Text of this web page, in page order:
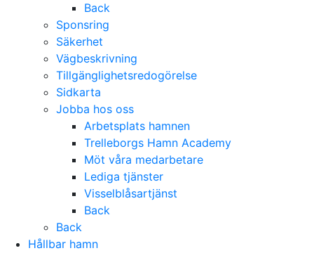
Back
Sponsring
Säkerhet
Vägbeskrivning
Tillgänglighetsredogörelse
Sidkarta
Jobba hos oss
Arbetsplats hamnen
Trelleborgs Hamn Academy
Möt våra medarbetare
Lediga tjänster
Visselblåsartjänst
Back
Back
Hållbar hamn